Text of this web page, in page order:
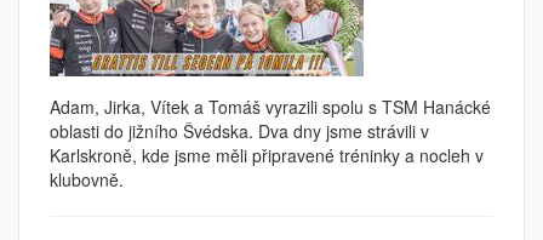
Adam, Jirka, Vítek a Tomáš vyrazili spolu s TSM Hanácké
oblasti do jižního Švédska. Dva dny jsme strávili v
Karlskroně, kde jsme měli připravené tréninky a nocleh v
klubovně.